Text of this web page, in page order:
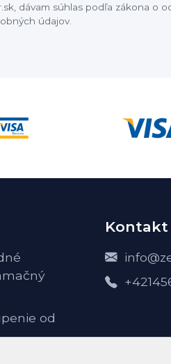
dávam súhlas podľa zákona o
údajov.
od
Kontakt